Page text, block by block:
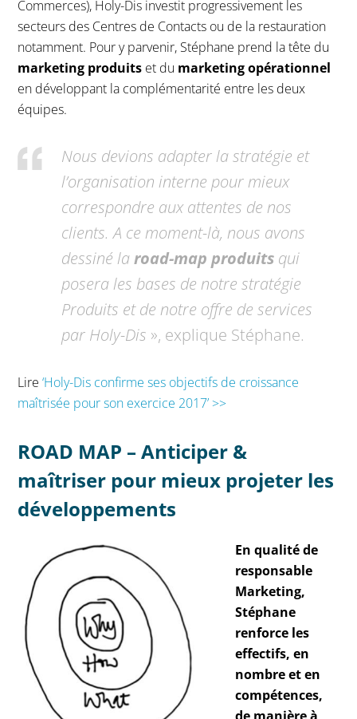
Commerces), Holy-Dis investit progressivement les
secteurs des Centres de Contacts ou de la restauration
notamment. Pour y parvenir, Stéphane prend la tête du
marketing produits et du marketing opérationnel
en développant la complémentarité entre les deux
équipes.
Nous devions adapter la stratégie et
l’organisation interne pour mieux
correspondre aux attentes de nos
clients. A ce moment-là, nous avons
dessiné laroad-map produits qui
posera les bases de notre stratégie
Produits et de notre offre de services
par Holy-Dis », explique Stéphane.
Lire‘Holy-Dis confirme ses objectifs de croissance
maîtrisée pour son exercice 2017’ >>
ROAD MAP – Anticiper &
maîtriser pour mieux projeter les
développements
En qualité de
responsable
Marketing,
Stéphane
renforce les
effectifs, en
nombre et en
compétences,